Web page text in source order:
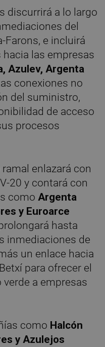
discurrirá a lo largo
del
Farons, e incluirá
las empresas
Azulev, Argenta
conexiones no
del suministro,
de acceso
procesos
enlazará con
20 y contará con
comoArgenta
y Euroarce
hasta
inmediaciones de
un enlace hacia
para ofrecer el
a empresas
como Halcón
y Azulejos